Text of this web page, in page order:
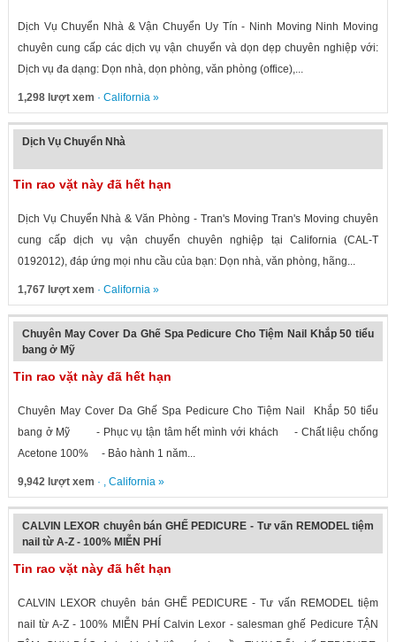
Dịch Vụ Chuyển Nhà & Vận Chuyển Uy Tín - Ninh Moving Ninh Moving
chuyên cung cấp các dịch vụ vận chuyển và dọn dẹp chuyên nghiệp với:
Dịch vụ đa dạng: Dọn nhà, dọn phòng, văn phòng (office),...
1,298 lượt xem · California»
Dịch Vụ Chuyển Nhà
Tin rao vặt này đã hết hạn
Dịch Vụ Chuyển Nhà & Văn Phòng - Tran's Moving Tran's Moving chuyên
cung cấp dịch vụ vận chuyển chuyên nghiệp tại California (CAL-T
0192012), đáp ứng mọi nhu cầu của bạn: Dọn nhà, văn phòng, hãng...
1,767 lượt xem · California»
Chuyên May Cover Da Ghế Spa Pedicure Cho Tiệm Nail Khắp 50 tiểu
bang ở Mỹ
Tin rao vặt này đã hết hạn
Chuyên May Cover Da Ghế Spa Pedicure Cho Tiệm Nail Khắp 50 tiểu
bang ở Mỹ - Phục vụ tận tâm hết mình với khách - Chất liệu chống
Acetone 100% - Bảo hành 1 năm...
9,942 lượt xem · , California»
CALVIN LEXOR chuyên bán GHẾ PEDICURE - Tư vấn REMODEL tiệm
nail từ A-Z - 100% MIỄN PHÍ
Tin rao vặt này đã hết hạn
CALVIN LEXOR chuyên bán GHẾ PEDICURE - Tư vấn REMODEL tiệm
nail từ A-Z - 100% MIỄN PHÍ Calvin Lexor - salesman ghế Pedicure TẬN